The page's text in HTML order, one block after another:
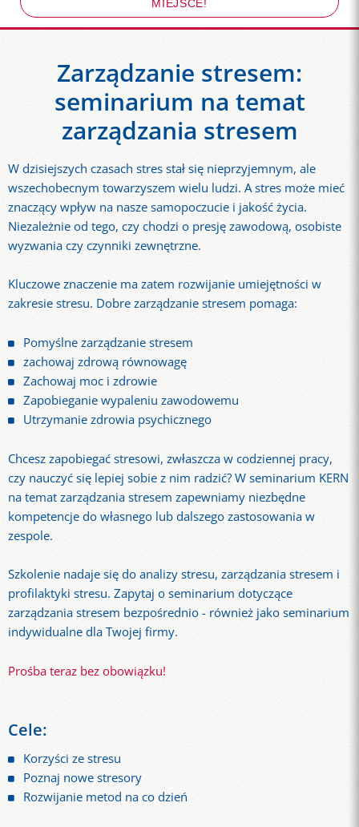
MIEJSCE!
Zarządzanie stresem:
seminarium na temat
zarządzania stresem
W dzisiejszych czasach stres stał się nieprzyjemnym, ale
wszechobecnym towarzyszem wielu ludzi. A stres może mieć
znaczący wpływ na nasze samopoczucie i jakość życia.
Niezależnie od tego, czy chodzi o presję zawodową, osobiste
wyzwania czy czynniki zewnętrzne.
Kluczowe znaczenie ma zatem rozwijanie umiejętności w
zakresie stresu. Dobre zarządzanie stresem pomaga:
Pomyślne zarządzanie stresem
zachowaj zdrową równowagę
Zachowaj moc i zdrowie
Zapobieganie wypaleniu zawodowemu
Utrzymanie zdrowia psychicznego
Chcesz zapobiegać stresowi, zwłaszcza w codziennej pracy,
czy nauczyć się lepiej sobie z nim radzić? W seminarium KERN
na temat zarządzania stresem zapewniamy niezbędne
kompetencje do własnego lub dalszego zastosowania w
zespole.
Szkolenie nadaje się do analizy stresu, zarządzania stresem i
profilaktyki stresu. Zapytaj o seminarium dotyczące
zarządzania stresem bezpośrednio - również jako seminarium
indywidualne dla Twojej firmy.
Prośba teraz bez obowiązku!
Cele:
Korzyści ze stresu
Poznaj nowe stresory
Rozwijanie metod na co dzień